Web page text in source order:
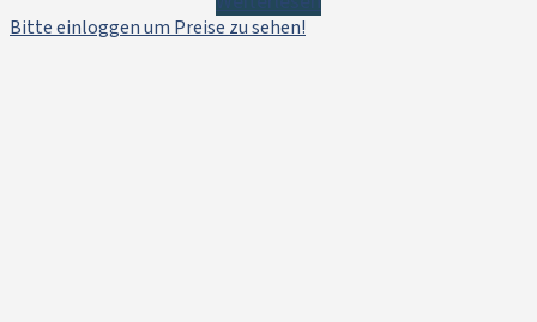
Bitte einloggen um Preise zu sehen!